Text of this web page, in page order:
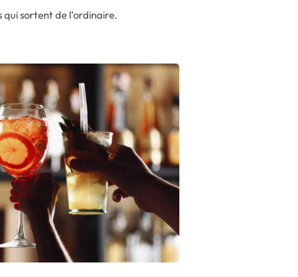
sortent de l’ordinaire.